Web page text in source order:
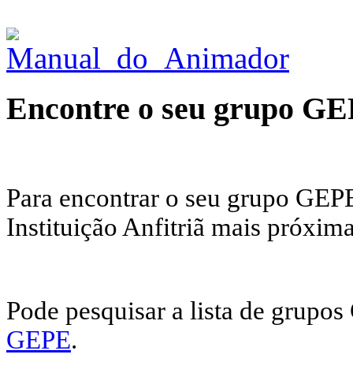
Encontre o seu grupo
Para encontrar o seu grupo
Instituição Anfitriã mais
Pode pesquisar a lista de
GEPE.